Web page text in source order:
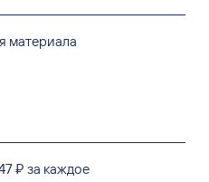
материала
₽ за каждое